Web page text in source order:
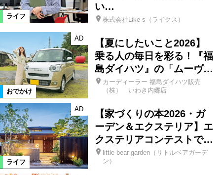
ライフ
い…
株式会社Like-s（ライクス）
おでかけ
AD
【夏にしたいこと2026】
乗る人の毎日を彩る！『福
島ダイハツ』の「ムーヴ…
カーディーラー 福島ダイハツ販売
（株） いわき内郷店
ライフ
AD
【家づくりの本2026・ガ
ーデン＆エクステリア】エ
クステリアコンテストで…
little bear garden（リトルベアガーデ
ン）